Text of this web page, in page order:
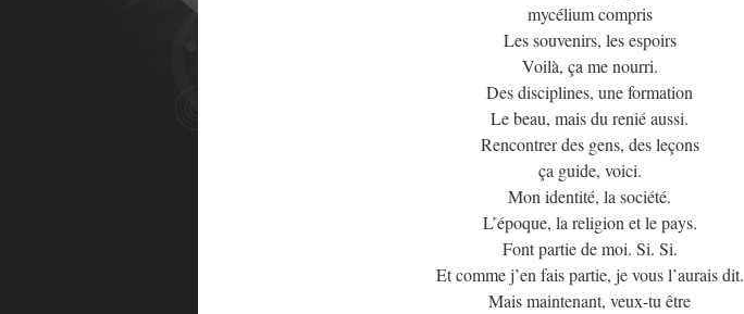
mycélium compris
Les souvenirs, les espoirs
Voilà, ça me nourri.
Des disciplines, une formation
Le beau, mais du renié aussi.
Rencontrer des gens, des leçons
ça guide, voici.
Mon identité, la société.
L’époque, la religion et le pays.
Font partie de moi. Si. Si.
Et comme j’en fais partie, je vous l’aurais dit.
Mais maintenant, veux-tu être